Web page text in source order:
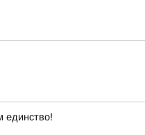
единство!